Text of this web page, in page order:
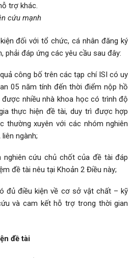
trợ khác.
cứu mạnh
đối với tổ chức, cá nhân đăng ký
đáp ứng các yêu cầu sau đây:
công bố trên các tạp chí ISI có uy
05 năm tính đến thời điểm nộp hồ
nhiều nhà khoa học có trình độ
thực hiện đề tài, duy trì được hợp
thường xuyên với các nhóm nghiên
ngành;
nghiên cứu chủ chốt của đề tài đáp
đề tài nêu tại Khoản 2 Điều này;
đủ điều kiện về cơ sở vật chất – kỹ
và cam kết hỗ trợ trong thời gian
đề tài